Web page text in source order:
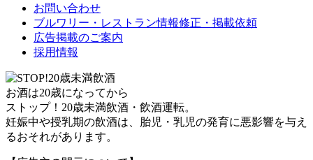
お問い合わせ
ブルワリー・レストラン情報修正・掲載依頼
広告掲載のご案内
採用情報
お酒は20歳になってから
ストップ！20歳未満飲酒・飲酒運転。
妊娠中や授乳期の飲酒は、胎児・乳児の発育に悪影響を与え
るおそれがあります。